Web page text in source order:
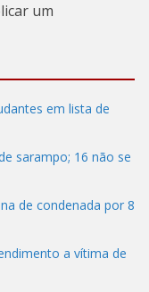
um
em lista de
sarampo; 16 não se
de condenada por 8
a vítima de